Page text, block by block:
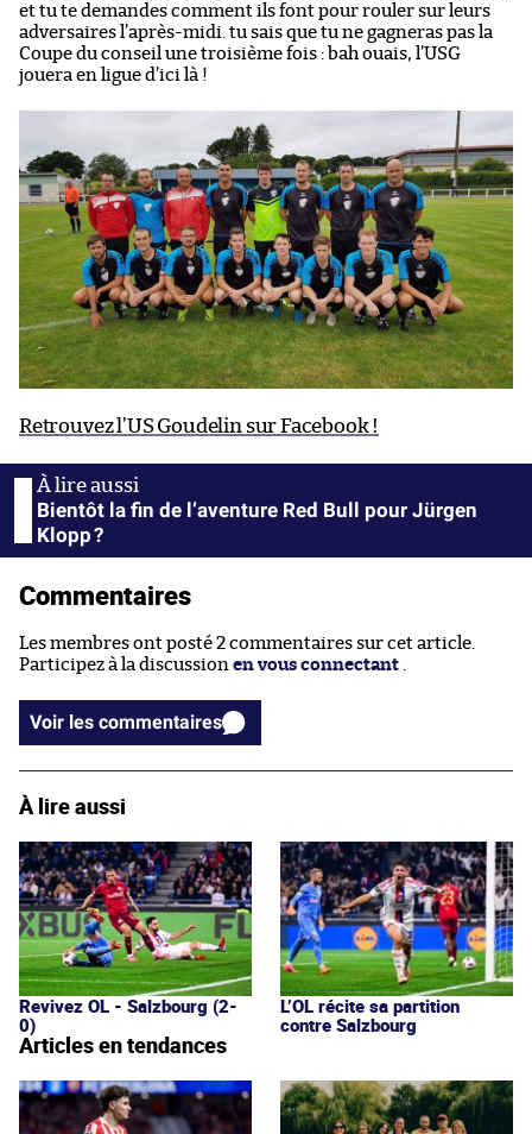
et tu te demandes comment ils font pour rouler sur leurs
adversaires l’après-midi. tu sais que tu ne gagneras pas la
Coupe du conseil une troisième fois : bah ouais, l’USG
jouera en ligue d’ici là !
Retrouvez l’US Goudelin sur Facebook !
Bientôt la fin de l’aventure Red Bull pour Jürgen
Klopp ?
Commentaires
Les membres ont posté 2 commentaires sur cet article.
Participez à la discussion en vous connectant
Voir les commentaires
À lire aussi
Revivez OL - Salzbourg (2-
0)
L’OL récite sa partition
contre Salzbourg
Articles en tendances